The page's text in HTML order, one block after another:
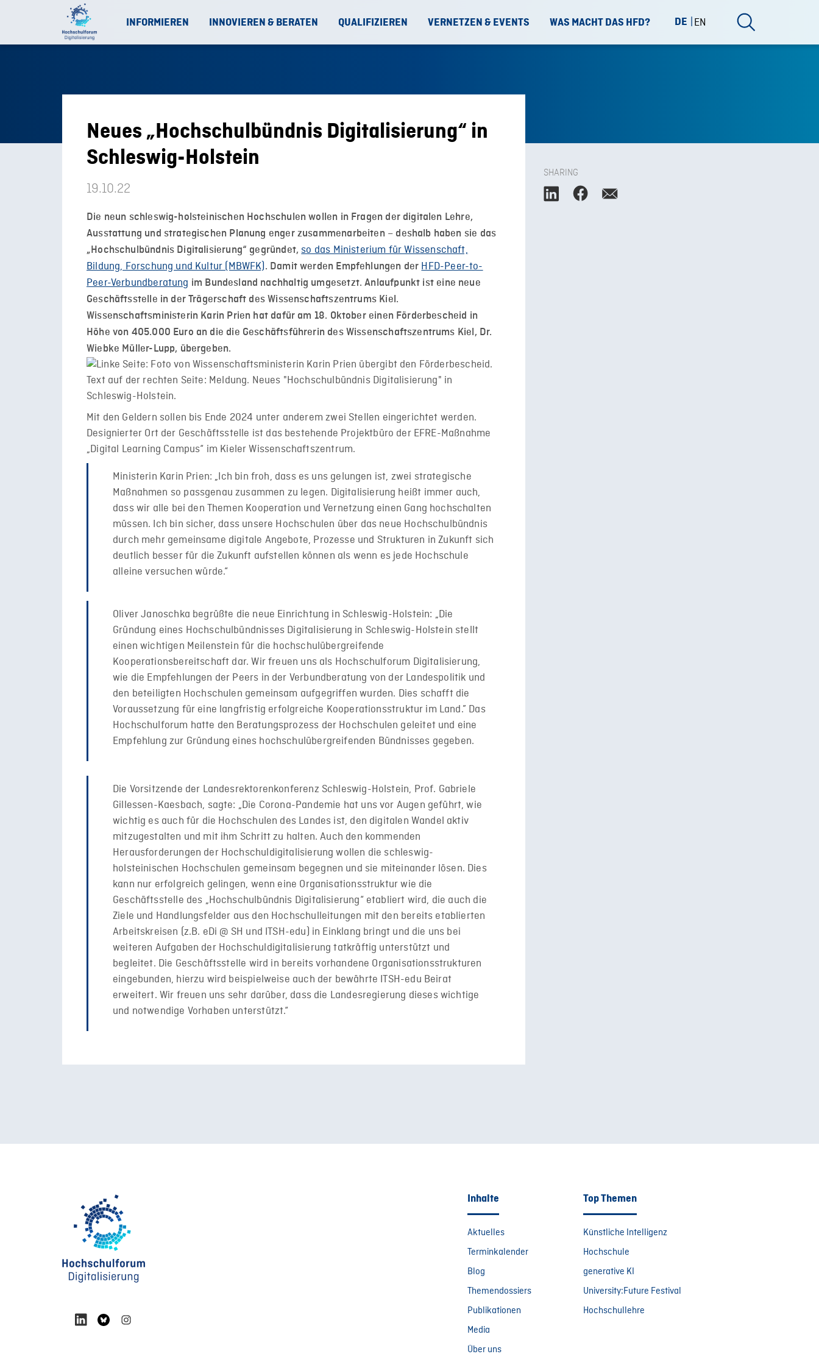
INFORMIEREN INNOVIEREN & BERATEN QUALIFIZIEREN VERNETZEN & EVENTS WAS MACHT DAS HFD? DE EN
Neues „Hochschulbündnis Digitalisierung“ in
Schleswig-Holstein
19.10.22
Die neun schleswig-holsteinischen Hochschulen wollen in Fragen der digitalen Lehre,
Ausstattung und strategischen Planung enger zusammenarbeiten – deshalb haben sie das
„Hochschulbündnis Digitalisierung“ gegründet,so das Ministerium für Wissenschaft,
Bildung, Forschung und Kultur (MBWFK). Damit werden Empfehlungen der HFD-Peer-to-
Peer-Verbundberatung im Bundesland nachhaltig umgesetzt. Anlaufpunkt ist eine neue
Geschäftsstelle in der Trägerschaft des Wissenschaftszentrums Kiel.
Wissenschaftsministerin Karin Prien hat dafür am 18. Oktober einen Förderbescheid in
Höhe von 405.000 Euro an die die Geschäftsführerin des Wissenschaftszentrums Kiel, Dr.
Wiebke Müller-Lupp, übergeben.
Mit den Geldern sollen bis Ende 2024 unter anderem zwei Stellen eingerichtet werden.
Designierter Ort der Geschäftsstelle ist das bestehende Projektbüro der EFRE-Maßnahme
„Digital Learning Campus“ im Kieler Wissenschaftszentrum.
Ministerin Karin Prien: „Ich bin froh, dass es uns gelungen ist, zwei strategische
Maßnahmen so passgenau zusammen zu legen. Digitalisierung heißt immer auch,
dass wir alle bei den Themen Kooperation und Vernetzung einen Gang hochschalten
müssen. Ich bin sicher, dass unsere Hochschulen über das neue Hochschulbündnis
durch mehr gemeinsame digitale Angebote, Prozesse und Strukturen in Zukunft sich
deutlich besser für die Zukunft aufstellen können als wenn es jede Hochschule
alleine versuchen würde.“
Oliver Janoschka begrüßte die neue Einrichtung in Schleswig-Holstein: „Die
Gründung eines Hochschulbündnisses Digitalisierung in Schleswig-Holstein stellt
einen wichtigen Meilenstein für die hochschulübergreifende
Kooperationsbereitschaft dar. Wir freuen uns als Hochschulforum Digitalisierung,
wie die Empfehlungen der Peers in der Verbundberatung von der Landespolitik und
den beteiligten Hochschulen gemeinsam aufgegriffen wurden. Dies schafft die
Voraussetzung für eine langfristig erfolgreiche Kooperationsstruktur im Land.” Das
Hochschulforum hatte den Beratungsprozess der Hochschulen geleitet und eine
Empfehlung zur Gründung eines hochschulübergreifenden Bündnisses gegeben.
Die Vorsitzende der Landesrektorenkonferenz Schleswig-Holstein, Prof. Gabriele
Gillessen-Kaesbach, sagte: „Die Corona-Pandemie hat uns vor Augen geführt, wie
wichtig es auch für die Hochschulen des Landes ist, den digitalen Wandel aktiv
mitzugestalten und mit ihm Schritt zu halten. Auch den kommenden
Herausforderungen der Hochschuldigitalisierung wollen die schleswig-
holsteinischen Hochschulen gemeinsam begegnen und sie miteinander lösen. Dies
kann nur erfolgreich gelingen, wenn eine Organisationsstruktur wie die
Geschäftsstelle des „Hochschulbündnis Digitalisierung“ etabliert wird, die auch die
Ziele und Handlungsfelder aus den Hochschulleitungen mit den bereits etablierten
Arbeitskreisen (z.B. eDi @ SH und ITSH-edu) in Einklang bringt und die uns bei
weiteren Aufgaben der Hochschuldigitalisierung tatkräftig unterstützt und
begleitet. Die Geschäftsstelle wird in bereits vorhandene Organisationsstrukturen
eingebunden, hierzu wird beispielweise auch der bewährte ITSH-edu Beirat
erweitert. Wir freuen uns sehr darüber, dass die Landesregierung dieses wichtige
und notwendige Vorhaben unterstützt.“
SHARING
Inhalte
Aktuelles
Terminkalender
Blog
Themendossiers
Publikationen
Media
Über uns
Top Themen
Künstliche Intelligenz
Hochschule
generative KI
University:Future Festival
Hochschullehre